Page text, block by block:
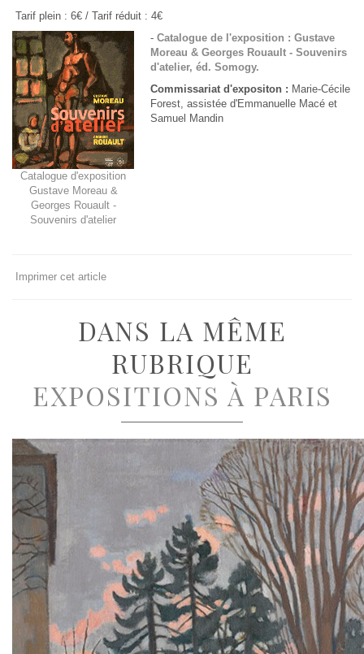
Tarif plein : 6€ / Tarif réduit : 4€
Catalogue d'exposition
Gustave Moreau &
Georges Rouault -
Souvenirs d'atelier
- Catalogue de l'exposition : Gustave
Moreau & Georges Rouault - Souvenirs
d'atelier, éd. Somogy.
Commissariat d'expositon : Marie-Cécile
Forest, assistée d'Emmanuelle Macé et
Samuel Mandin
Imprimer cet article
DANS LA MÊME
RUBRIQUE
EXPOSITIONS À PARIS